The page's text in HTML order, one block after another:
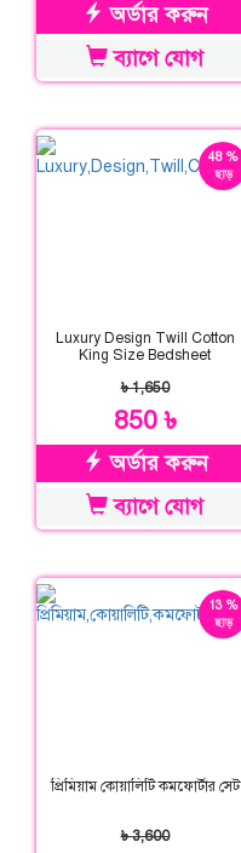
অর্ডার করুন
ব্যাগে যোগ
48 %
ছাড়
Luxury Design Twill Cotton
King Size Bedsheet
৳ 1,650
850 ৳
অর্ডার করুন
ব্যাগে যোগ
13 %
ছাড়
প্রিমিয়াম কোয়ালিটি কমফোর্টার সেট
৳ 3,600